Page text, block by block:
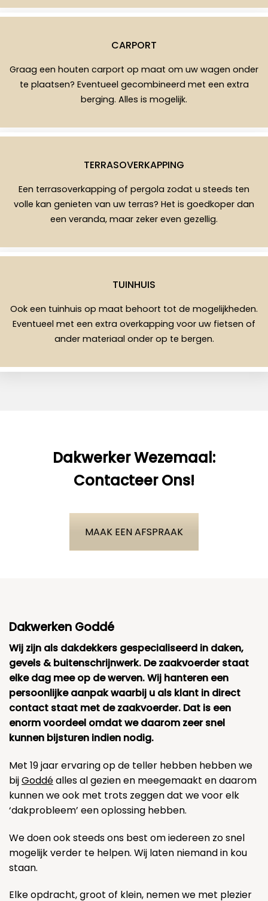
CARPORT
Graag een houten carport op maat om uw wagen onder
te plaatsen? Eventueel gecombineerd met een extra
berging. Alles is mogelijk.
TERRASOVERKAPPING
Een terrasoverkapping of pergola zodat u steeds ten
volle kan genieten van uw terras? Het is goedkoper dan
een veranda, maar zeker even gezellig.
TUINHUIS
Ook een tuinhuis op maat behoort tot de mogelijkheden.
Eventueel met een extra overkapping voor uw fietsen of
ander materiaal onder op te bergen.
Dakwerker Wezemaal:
Contacteer Ons!
MAAK EEN AFSPRAAK
Dakwerken Goddé
Wij zijn als dakdekkers gespecialiseerd in daken,
gevels & buitenschrijnwerk. De zaakvoerder staat
elke dag mee op de werven. Wij hanteren een
persoonlijke aanpak waarbij u als klant in direct
contact staat met de zaakvoerder. Dat is een
enorm voordeel omdat we daarom zeer snel
kunnen bijsturen indien nodig.
Met 19 jaar ervaring op de teller hebben hebben we
bijGoddéalles al gezien en meegemaakt en daarom
kunnen we ook met trots zeggen dat we voor elk
‘dakprobleem’ een oplossing hebben.
We doen ook steeds ons best om iedereen zo snel
mogelijk verder te helpen. Wij laten niemand in kou
staan.
Elke opdracht, groot of klein, nemen we met plezier